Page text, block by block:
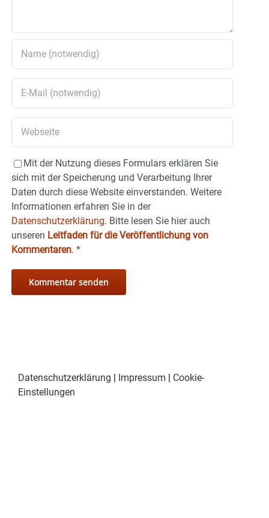
Mit der Nutzung dieses Formulars erklären Sie
sich mit der Speicherung und Verarbeitung Ihrer
Daten durch diese Website einverstanden. Weitere
Informationen erfahren Sie in der
Datenschutzerklärung. Bitte lesen Sie hier auch
unseren Leitfaden für die Veröffentlichung von
Kommentaren. *
Datenschutzerklärung | Impressum | Cookie-
Einstellungen